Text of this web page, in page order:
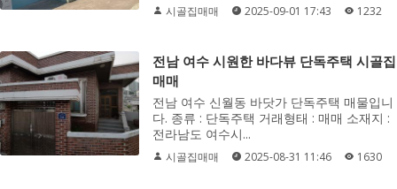
시골집매매 2025-09-01 17:43 1232
전남 여수 시원한 바다뷰 단독주택 시골집
매매
전남 여수 신월동 바닷가 단독주택 매물입니
다. 종류 : 단독주택 거래형태 : 매매 소재지 :
전라남도 여수시...
시골집매매 2025-08-31 11:46 1630